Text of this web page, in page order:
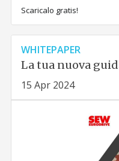
Scaricalo gratis!
WHITEPAPER
La tua nuova
15 Apr 2024